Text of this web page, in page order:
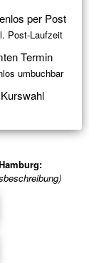
per Post
Post-Laufzeit
Termin
umbuchbar